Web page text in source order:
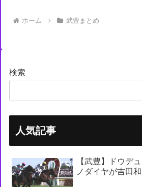
ホーム 武豊まとめ
検索
人気記事
【武豊】ドウデ
ノダイヤが吉田